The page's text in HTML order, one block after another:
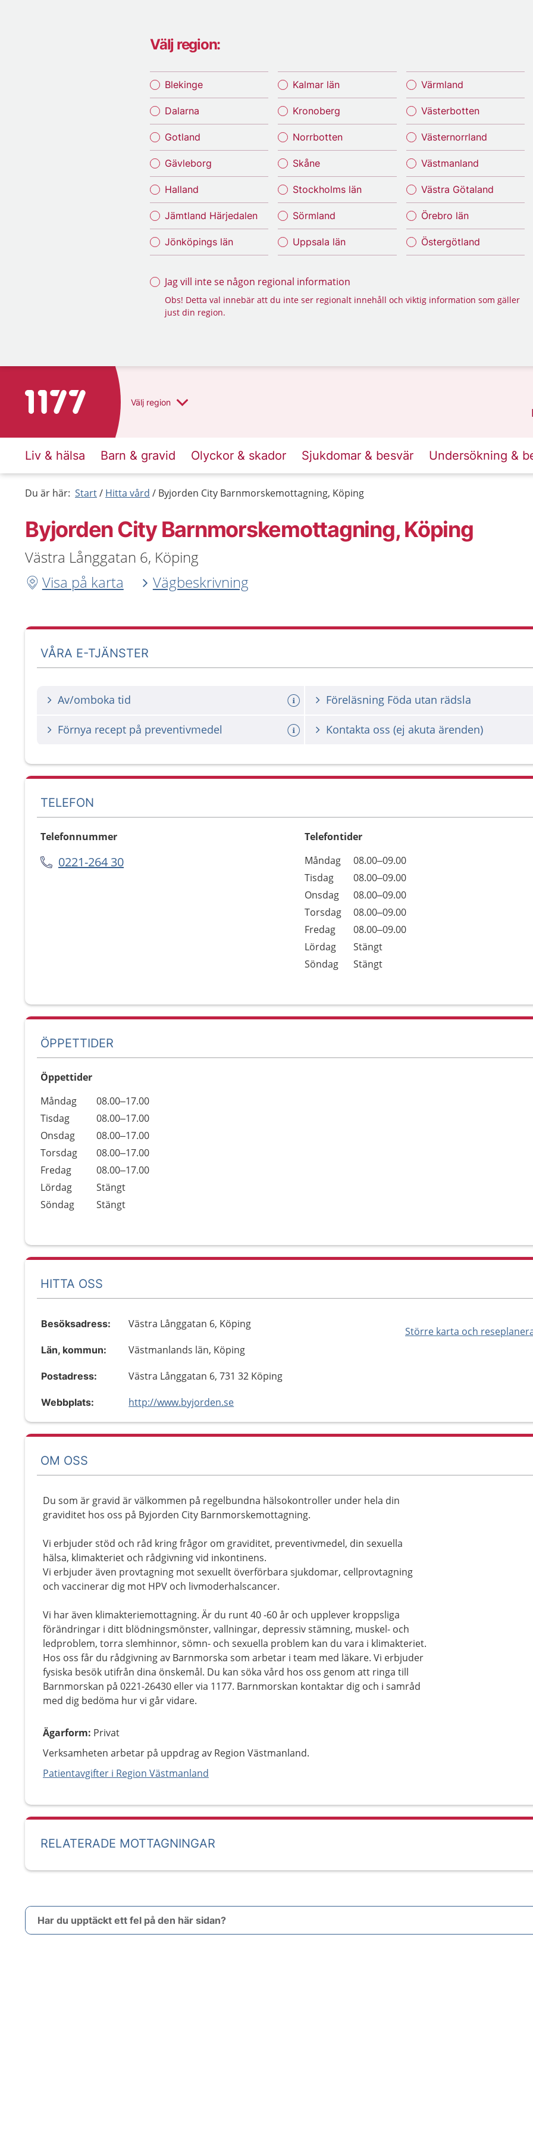
Välj region:
Blekinge
Dalarna
Gotland
Gävleborg
Halland
Jämtland Härjedalen
Jönköpings län
Kalmar län
Kronoberg
Norrbotten
Skåne
Stockholms län
Sörmland
Uppsala län
Värmland
Västerbotten
Västernorrland
Västmanland
Västra Götaland
Örebro län
Östergötland
Jag vill inte se någon regional information
Obs! Detta val innebär att du inte ser regionalt innehåll och viktig information som gäller
just din region.
Till startsidan för 1177 Välj region
Liv & hälsa Barn & gravid Olyckor & skador Sjukdomar & besvär Undersökning &
Du är här: Start Hitta vård Byjorden City Barnmorskemottagning, Köping
Byjorden City Barnmorskemottagning, Köping
Västra Långgatan 6, Köping
Visa på karta
Vägbeskrivning
VÅRA E-TJÄNSTER
Av/omboka tid Föreläsning Föda utan rädsla
Förnya recept på preventivmedel Kontakta oss (ej akuta ärenden)
TELEFON
Telefonnummer
0221-264 30
Telefontider
Dag
Öppettider
Kommentarer
Måndag
08.00–09.00
Tisdag
08.00–09.00
Onsdag
08.00–09.00
Torsdag
08.00–09.00
Fredag
08.00–09.00
Lördag
Stängt
Söndag
Stängt
ÖPPETTIDER
Öppettider
Dag
Öppettider
Kommentarer
Måndag
08.00–17.00
Tisdag
08.00–17.00
Onsdag
08.00–17.00
Torsdag
08.00–17.00
Fredag
08.00–17.00
Lördag
Stängt
Söndag
Stängt
HITTA OSS
Större karta och
Besöksadress: Västra Långgatan 6, Köping
Län, kommun: Västmanlands län, Köping
Postadress: Västra Långgatan 6, 731 32 Köping
Webbplats: http://www.byjorden.se
OM OSS
Du som är gravid är välkommen på regelbundna hälsokontroller under hela din
graviditet hos oss på Byjorden City Barnmorskemottagning.
Vi erbjuder stöd och råd kring frågor om graviditet, preventivmedel, din sexuella
hälsa, klimakteriet och rådgivning vid inkontinens.
Vi erbjuder även provtagning mot sexuellt överförbara sjukdomar, cellprovtagning
och vaccinerar dig mot HPV och livmoderhalscancer.
Vi har även klimakteriemottagning. Är du runt 40 -60 år och upplever kroppsliga
förändringar i ditt blödningsmönster, vallningar, depressiv stämning, muskel- och
ledproblem, torra slemhinnor, sömn- och sexuella problem kan du vara i klimakteriet.
Hos oss får du rådgivning av Barnmorska som arbetar i team med läkare. Vi erbjuder
fysiska besök utifrån dina önskemål. Du kan söka vård hos oss genom att ringa till
Barnmorskan på 0221-26430 eller via 1177. Barnmorskan kontaktar dig och i samråd
med dig bedöma hur vi går vidare.
Ägarform: Privat
Verksamheten arbetar på uppdrag av Region Västmanland.
Patientavgifter i Region Västmanland
RELATERADE MOTTAGNINGAR
Har du upptäckt ett fel på den här sidan?